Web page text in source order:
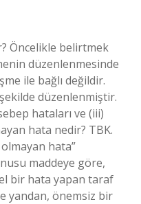
Öncelikle belirtmek
düzenlenmesinde
ile bağlı değildir.
düzenlenmiştir.
hataları ve (iii)
hata nedir? TBK.
hata”
maddeye göre,
bir hata yapan taraf
yandan, önemsiz bir